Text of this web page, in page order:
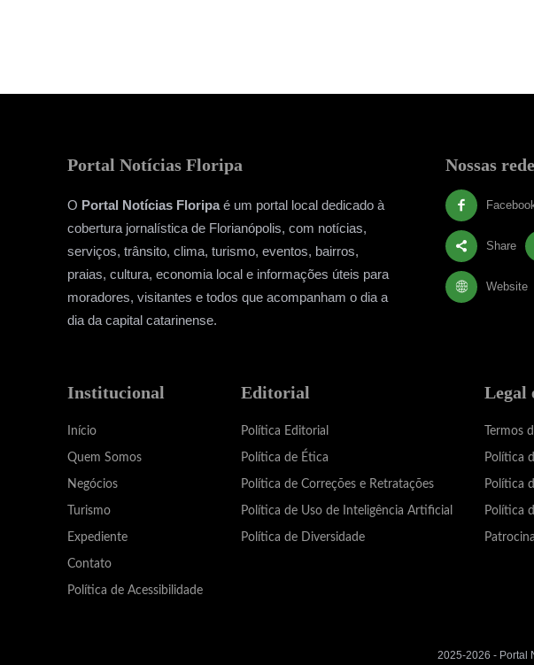
Portal Notícias Floripa
O Portal Notícias Floripaé um portal local dedicado à
cobertura jornalística de Florianópolis, com notícias,
serviços, trânsito, clima, turismo, eventos, bairros,
praias, cultura, economia local e informações úteis para
moradores, visitantes e todos que acompanham o dia a
dia da capital catarinense.
Nossas
Share
Website
Institucional
Início
Quem Somos
Negócios
Turismo
Expediente
Contato
Política de Acessibilidade
Editorial
Política Editorial
Política de Ética
Política de Correções e Retratações
Política de Uso de Inteligência Artificial
Política de Diversidade
Legal
Termos
Política
Política
Política
2025-2026 - Portal